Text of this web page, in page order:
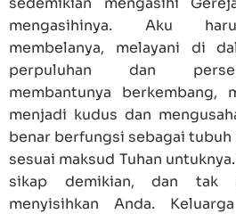
mengasihinya. Aku
membelanya, melayani di
perpuluhan dan
membantunya berkembang,
menjadi kudus dan
benar berfungsi sebagai
sesuai maksud Tuhan
sikap demikian, dan tak
menyisihkan Anda.